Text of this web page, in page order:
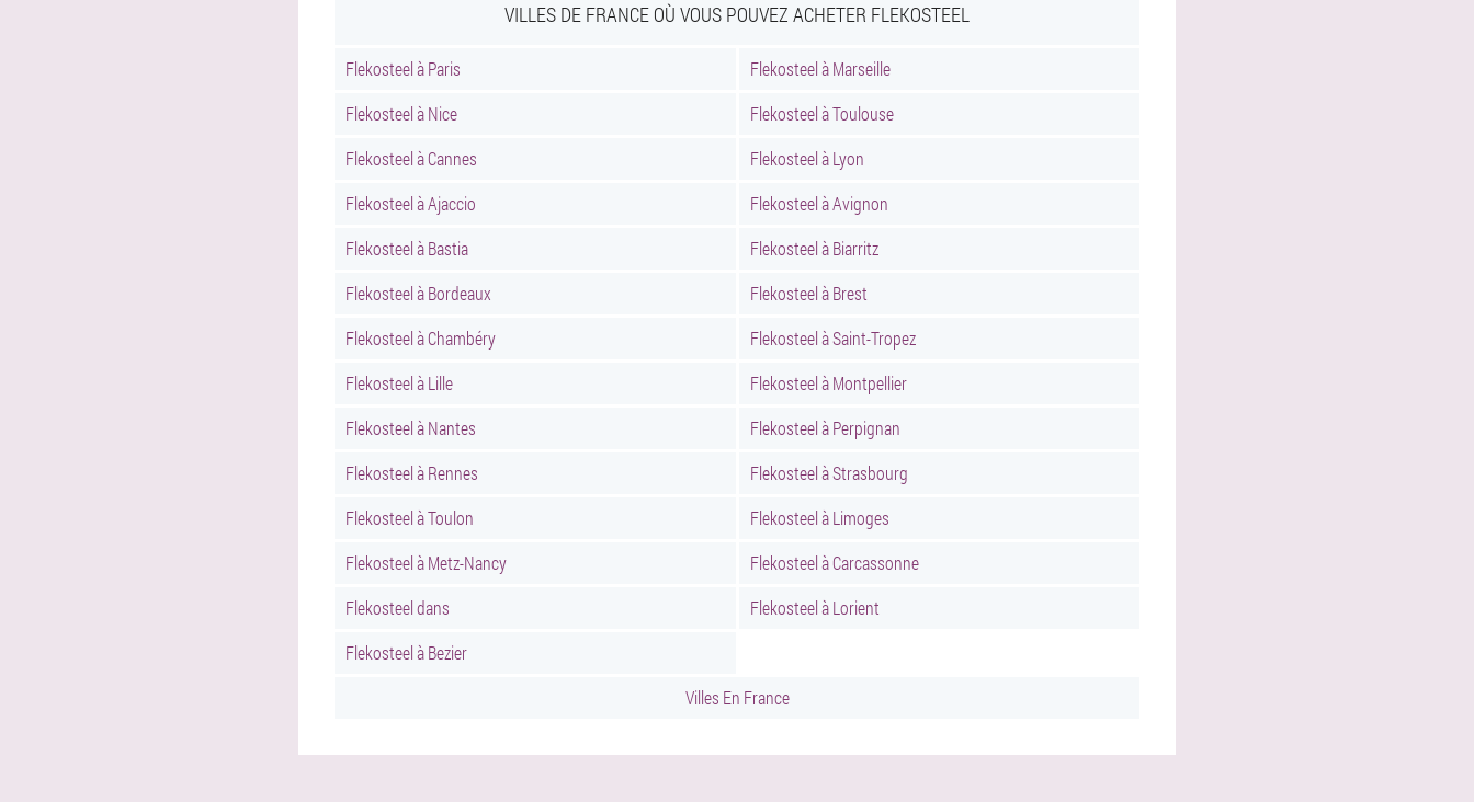
VILLES DE FRANCE OÙ VOUS POUVEZ ACHETER FLEKOSTEEL
Flekosteel à Paris
Flekosteel à Marseille
Flekosteel à Nice
Flekosteel à Toulouse
Flekosteel à Cannes
Flekosteel à Lyon
Flekosteel à Ajaccio
Flekosteel à Avignon
Flekosteel à Bastia
Flekosteel à Biarritz
Flekosteel à Bordeaux
Flekosteel à Brest
Flekosteel à Chambéry
Flekosteel à Saint-Tropez
Flekosteel à Lille
Flekosteel à Montpellier
Flekosteel à Nantes
Flekosteel à Perpignan
Flekosteel à Rennes
Flekosteel à Strasbourg
Flekosteel à Toulon
Flekosteel à Limoges
Flekosteel à Metz-Nancy
Flekosteel à Carcassonne
Flekosteel dans
Flekosteel à Lorient
Flekosteel à Bezier
Villes En France